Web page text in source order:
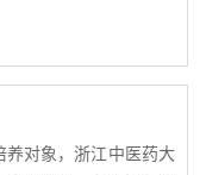
对象，浙江中医药大